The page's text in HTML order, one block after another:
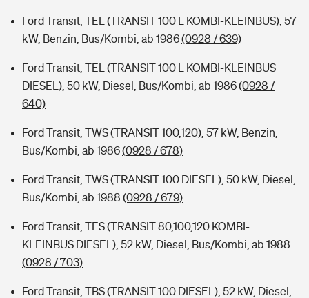
Ford Transit, TEL (TRANSIT 100 L KOMBI-KLEINBUS), 57
kW, Benzin, Bus/Kombi, ab 1986(0928 / 639)
Ford Transit, TEL (TRANSIT 100 L KOMBI-KLEINBUS
DIESEL), 50 kW, Diesel, Bus/Kombi, ab 1986(0928 /
640)
Ford Transit, TWS (TRANSIT 100,120), 57 kW, Benzin,
Bus/Kombi, ab 1986(0928 / 678)
Ford Transit, TWS (TRANSIT 100 DIESEL), 50 kW, Diesel,
Bus/Kombi, ab 1988 (0928 / 679)
Ford Transit, TES (TRANSIT 80,100,120 KOMBI-
KLEINBUS DIESEL), 52 kW, Diesel, Bus/Kombi, ab 1988
(0928 / 703)
Ford Transit, TBS (TRANSIT 100 DIESEL), 52 kW, Diesel,